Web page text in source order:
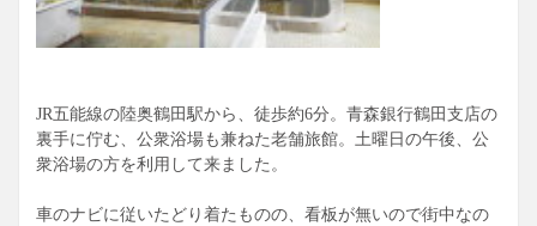
JR五能線の陸奥鶴田駅から、徒歩約6分。青森銀行鶴田支店の
裏手に佇む、公衆浴場も兼ねた老舗旅館。土曜日の午後、公
衆浴場の方を利用して来ました。
車のナビに従いたどり着たものの、看板が無いので街中なの